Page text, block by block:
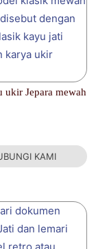
ukir Jepara mewah
KAMI